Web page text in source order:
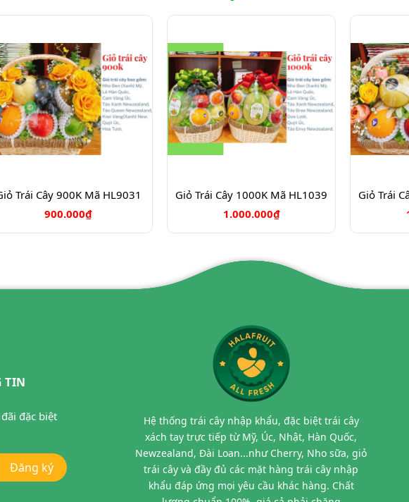
Trái Cây 900K Mã HL9031
900.000₫
Giỏ Trái Cây 1000K Mã HL1039
1.000.000₫
Giỏ Trái
TIN
đặc biệt
Đăng ký
Hệ thống trái cây nhập khẩu, đặc biệt trái cây
xách tay trực tiếp từ Mỹ, Úc, Nhật, Hàn Quốc,
Newzealand, Đài Loan...như Cherry, Nho sữa, giỏ
trái cây và đầy đủ các mặt hàng trái cây nhập
khẩu đáp ứng mọi yêu cầu khác hàng. Chất